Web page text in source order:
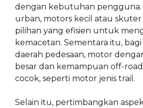
dengan kebutuhan pengguna.
urban, motors kecil atau
pilihan yang efisien untuk
kemacetan. Sementara itu,
daerah pedesaan, motor
besar dan kemampuan off-
cocok, seperti motor jenis trail.
Selain itu, pertimbangkan